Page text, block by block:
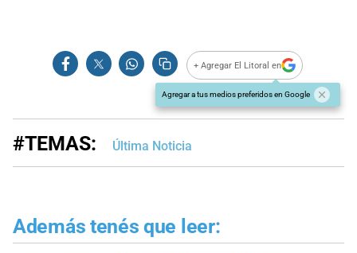
+ Agregar El Litoral en
Agregar a tus medios preferidos en Google
#TEMAS: Última Noticia
Además tenés que leer: